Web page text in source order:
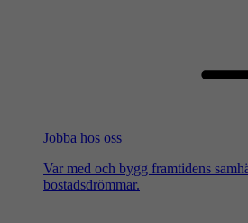
Jobba hos oss
Var med och bygg framtidens
bostadsdrömmar.